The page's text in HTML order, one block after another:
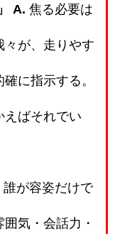
A. 焦る必要は
々が、走りやす
に指示する。
えばそれでい
誰が容姿だけで
気・会話力・